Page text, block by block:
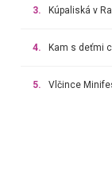
3. Kúpaliská v
4. Kam s deťmi
5. Vlčince